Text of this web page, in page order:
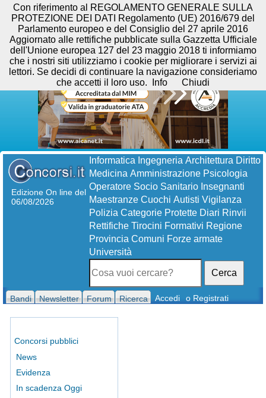
Edizione On line del
06/08/2026
Informatica Ingegneria Architettura Diritto
Medicina Amministrazione Psicologia
Operatore Socio Sanitario Insegnanti
Maestranze Cuochi Autisti Vigilanza
Polizia Categorie Protette Diari Rinvii
Rettifiche Tirocini Formativi Regione
Provincia Comuni Forze armate
Università
Cerca
Bandi Newsletter Forum Ricerca Accedi o Registrati
Concorsi pubblici
News
Evidenza
In scadenza Oggi
Con riferimento al REGOLAMENTO GENERALE SULLA
PROTEZIONE DEI DATI Regolamento (UE) 2016/679 del
Parlamento europeo e del Consiglio del 27 aprile 2016
Aggiornato alle rettifiche pubblicate sulla Gazzetta Ufficiale
dell'Unione europea 127 del 23 maggio 2018 ti informiamo
che i nostri siti utilizziamo i cookie per migliorare i servizi ai
lettori. Se decidi di continuare la navigazione consideriamo
che accetti il loro uso.
Info Chiudi